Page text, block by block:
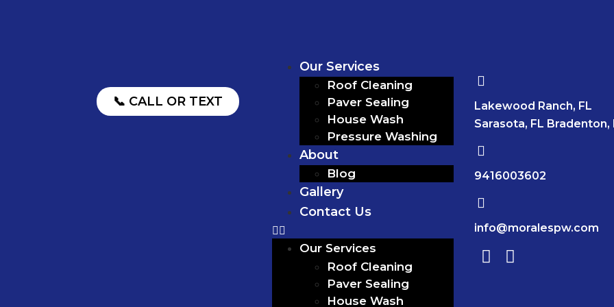
📞 CALL OR TEXT
Our Services
Roof Cleaning
Paver Sealing
House Wash
Pressure Washing
About
Blog
Gallery
Contact Us
Our Services
Roof Cleaning
Paver Sealing
House Wash
Lakewood Ranch, FL
Sarasota, FL Bradenton,
9416003602
info@moralespw.com